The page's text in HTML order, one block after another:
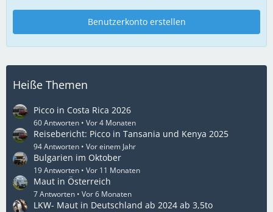
Benutzerkonto erstellen
Heiße Themen
Picco in Costa Rica 2026
60 Antworten Vor 4 Monaten
Reisebericht: Picco in Tansania und Kenya 2025
94 Antworten Vor einem Jahr
Bulgarien im Oktober
19 Antworten Vor 11 Monaten
Maut in Österreich
7 Antworten Vor 6 Monaten
LKW- Maut in Deutschland ab 2024 ab 3,5to